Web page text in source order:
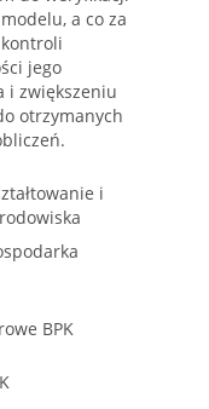
a co za
jego
i zwiększeniu
otrzymanych
i
BPK